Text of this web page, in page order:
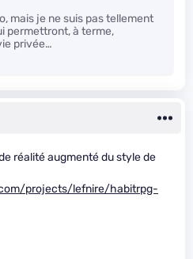
mais je ne suis pas tellement
permettront, à terme,
privée…
réalité augmenté du style de
projects/lefnire/habitrpg-